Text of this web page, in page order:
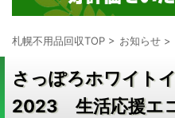
札幌不用品回収TOP > お知らせ >
さっぽろホワイト
2023 生活応援エ